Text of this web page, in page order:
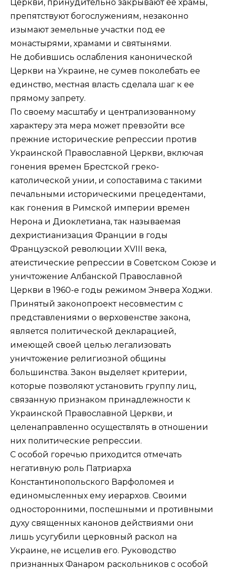
Церкви, принудительно закрывают ее храмы,
препятствуют богослужениям, незаконно
изымают земельные участки под ее
монастырями, храмами и святынями.
Не добившись ослабления канонической
Церкви на Украине, не сумев поколебать ее
единство, местная власть сделала шаг к ее
прямому запрету.
По своему масштабу и централизованному
характеру эта мера может превзойти все
прежние исторические репрессии против
Украинской Православной Церкви, включая
гонения времен Брестской греко-
католической унии, и сопоставима с такими
печальными историческими прецедентами,
как гонения в Римской империи времен
Нерона и Диоклетиана, так называемая
дехристианизация Франции в годы
Французской революции XVIII века,
атеистические репрессии в Советском Союзе и
уничтожение Албанской Православной
Церкви в 1960-е годы режимом Энвера Ходжи.
Принятый законопроект несовместим с
представлениями о верховенстве закона,
является политической декларацией,
имеющей своей целью легализовать
уничтожение религиозной общины
большинства. Закон выделяет критерии,
которые позволяют установить группу лиц,
связанную признаком принадлежности к
Украинской Православной Церкви, и
целенаправленно осуществлять в отношении
них политические репрессии.
С особой горечью приходится отмечать
негативную роль Патриарха
Константинопольского Варфоломея и
единомысленных ему иерархов. Своими
односторонними, поспешными и противными
духу священных канонов действиями они
лишь усугубили церковный раскол на
Украине, не исцелив его. Руководство
признанных Фанаром раскольников с особой